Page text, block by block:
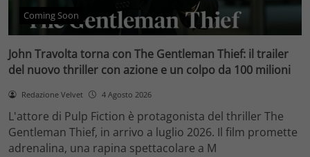
Coming Soon
John Travolta torna con The Gentleman Thief: il trailer
del nuovo thriller con azione e un colpo da 100 milioni
Redazione Velvet 4 Agosto 2026
L'attore di Pulp Fiction è protagonista del thriller The
Gentleman Thief, in arrivo a luglio 2026. Il film promette
adrenalina, una rapina spettacolare a M